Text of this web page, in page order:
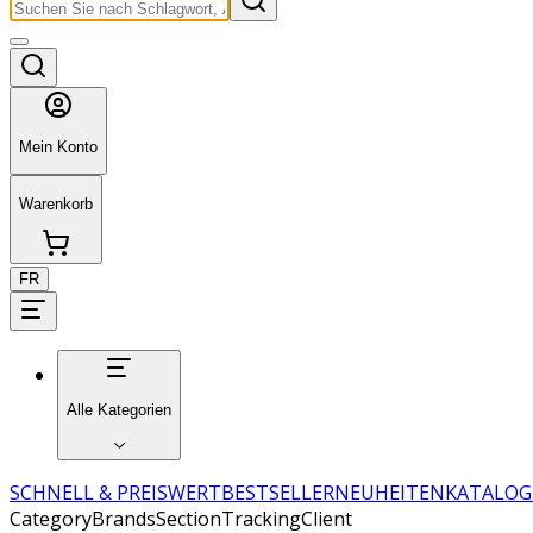
Mein Konto
Warenkorb
FR
Alle Kategorien
SCHNELL & PREISWERTBESTSELLERNEUHEITENKATALOG
CategoryBrandsSectionTrackingClient